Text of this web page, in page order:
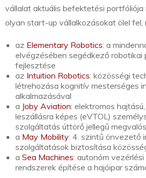
vállalat aktuális befektetési portfóliója
olyan start-up vállalkozásokat ölel fel,
az Elementary Robotics: a
elvégzésében segédkező robotikai
fejlesztése
az Intuition Robotics: közösségi
létrehozása kognitív mesterséges
alkalmazásával
a Joby Aviation: elektromos
leszállásra képes (eVTOL)
szolgáltatás úttörő jellegű
a May Mobility: 4. szintű önvezető
szolgáltatások biztosítása
a Sea Machines: autonóm
rendszerek építése a hajóipar